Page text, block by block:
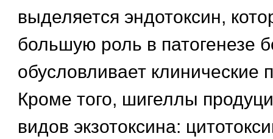
выделяется эндотоксин,
большую роль в патогенезе
обусловливает клинические
Кроме того, шигеллы
видов экзотоксина: